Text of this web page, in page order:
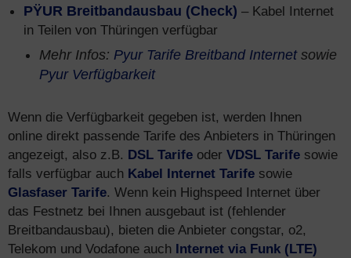
PŸUR Breitbandausbau (Check) – Kabel Internet
in Teilen von Thüringen verfügbar
Mehr Infos: Pyur Tarife Breitband Internetsowie
Pyur Verfügbarkeit
Wenn die Verfügbarkeit gegeben ist, werden Ihnen
online direkt passende Tarife des Anbieters in Thüringen
angezeigt, also z.B. DSL Tarife oder VDSL Tarife sowie
falls verfügbar auch Kabel Internet Tarife sowie
Glasfaser Tarife. Wenn kein Highspeed Internet über
das Festnetz bei Ihnen ausgebaut ist (fehlender
Breitbandausbau), bieten die Anbieter congstar, o2,
Telekom und Vodafone auch Internet via Funk (LTE)